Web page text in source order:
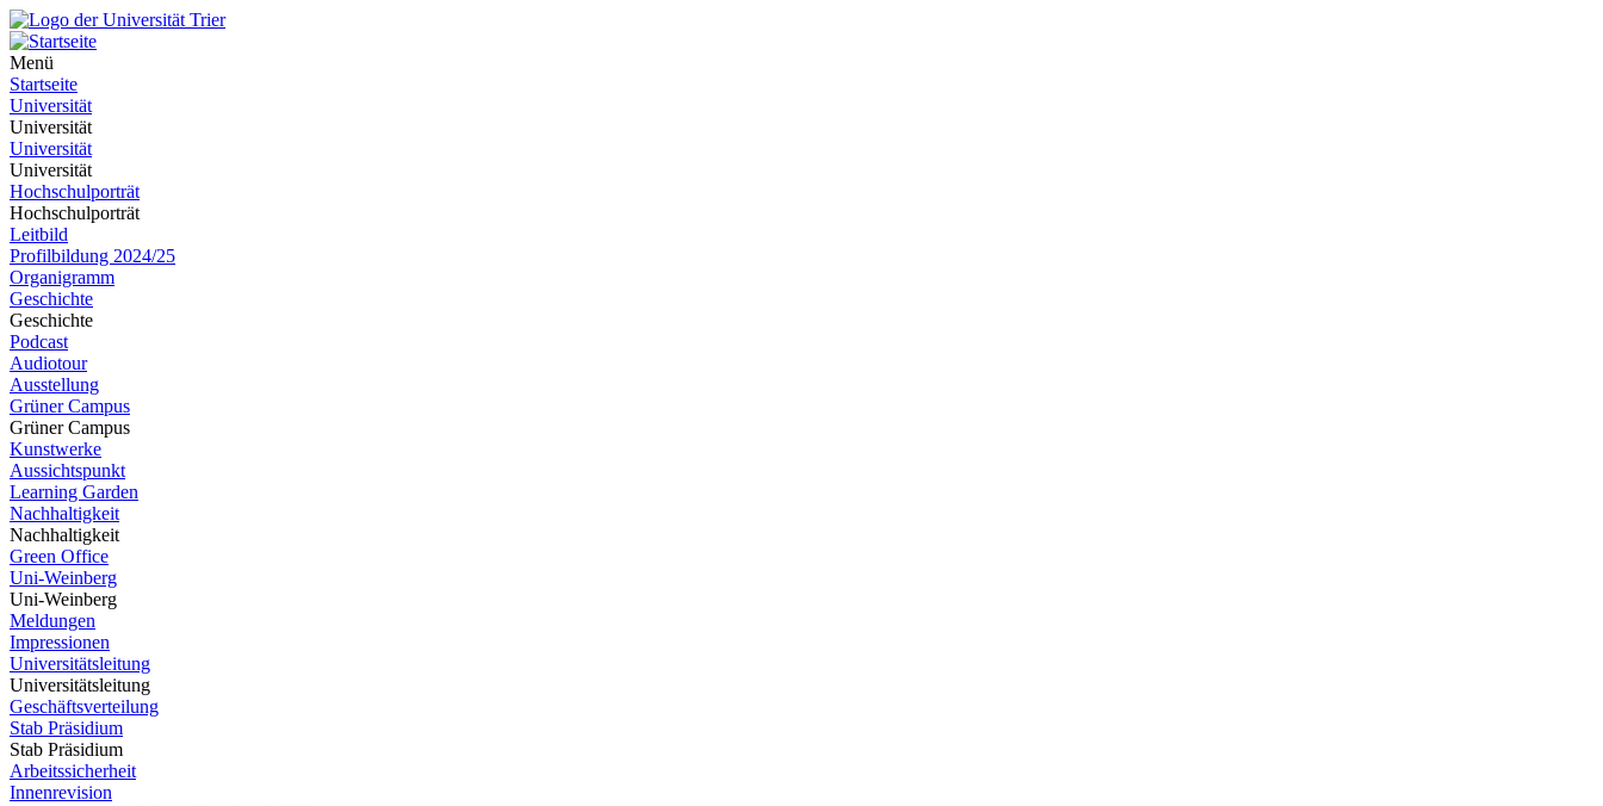
Menü
Startseite
Universität
Universität
Universität
Universität
Hochschulporträt
Hochschulporträt
Leitbild
Profilbildung 2024/25
Organigramm
Geschichte
Geschichte
Podcast
Audiotour
Ausstellung
Grüner Campus
Grüner Campus
Kunstwerke
Aussichtspunkt
Learning Garden
Nachhaltigkeit
Nachhaltigkeit
Green Office
Uni-Weinberg
Uni-Weinberg
Meldungen
Impressionen
Universitätsleitung
Universitätsleitung
Geschäftsverteilung
Stab Präsidium
Stab Präsidium
Arbeitssicherheit
Innenrevision